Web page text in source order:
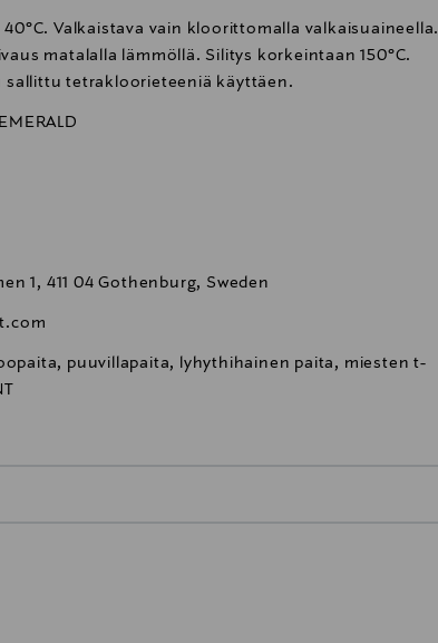
40°C. Valkaistava vain kloorittomalla valkaisuaineella.
matalalla lämmöllä. Silitys korkeintaan 150°C.
sallittu tetrakloorieteeniä käyttäen.
1, 411 04 Gothenburg, Sweden
puuvillapaita, lyhythihainen paita, miesten t-